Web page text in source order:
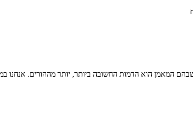
המאמן הוא הדמות החשובה ביותר, יותר מההורים.